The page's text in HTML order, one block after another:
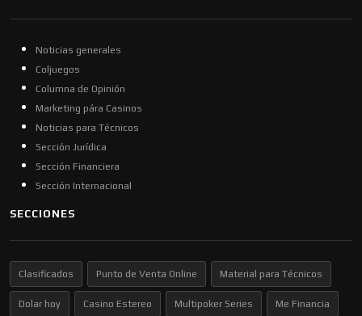
Noticias generales
Coljuegos
Columna de Opinión
Marketing pára Casinos
Noticias para Técnicos
Sección Jurídica
Sección Financiera
Sección Internacional
SECCIONES
Clasificados Punto de Venta Online Material para Técnicos
Dolar hoy Casino Estereo Multipoker Series Me Financia